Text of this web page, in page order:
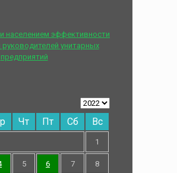
населением эффективности
руководителей унитарных
предприятий
Чт Пт Сб Вс
1
5 6 7 8